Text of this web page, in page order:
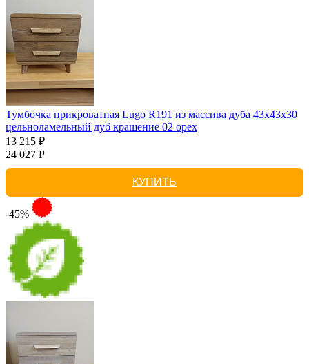
Тумбочка прикроватная Lugo R191 из массива дуба 43х43х30
цельноламельный дуб крашение 02 орех
13 215 ₽
24 027 Р
КУПИТЬ
-45%